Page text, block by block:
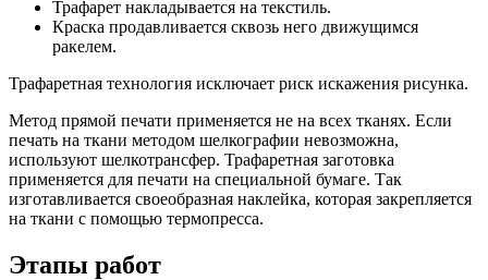
Трафарет накладывается на текстиль.
Краска продавливается сквозь него движущимся
ракелем.
Трафаретная технология исключает риск искажения рисунка.
Метод прямой печати применяется не на всех тканях. Если
печать на ткани методом шелкографии невозможна,
используют шелкотрансфер. Трафаретная заготовка
применяется для печати на специальной бумаге. Так
изготавливается своеобразная наклейка, которая закрепляется
на ткани с помощью термопресса.
Этапы работ